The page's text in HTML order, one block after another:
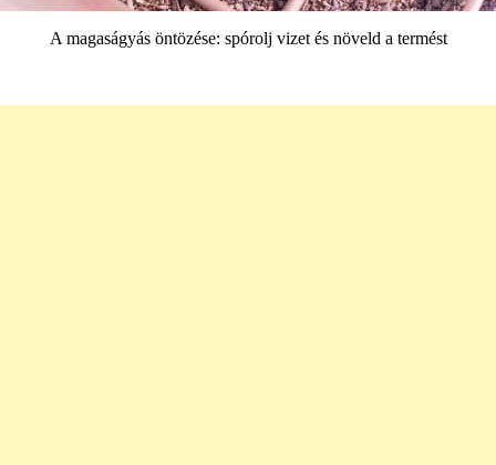
A magaságyás öntözése: spórolj vizet és növeld a termést